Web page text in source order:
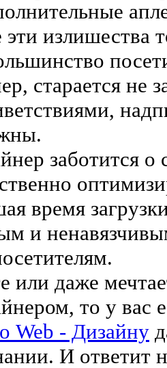
излишества
старается не
заботится
время
и
или даже
то у вас
Web - Дизайну
И ответит